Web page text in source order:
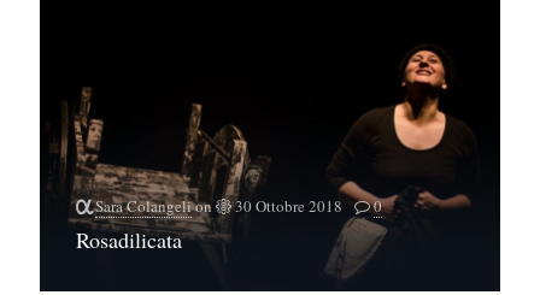
Sara Colangelion 30 Ottobre 2018 0
Rosadilicata